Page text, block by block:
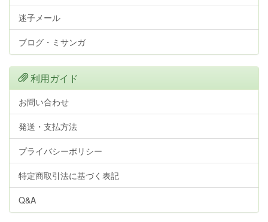
迷子メール
ブログ・ミサンガ
利用ガイド
お問い合わせ
発送・支払方法
プライバシーポリシー
特定商取引法に基づく表記
Q&A